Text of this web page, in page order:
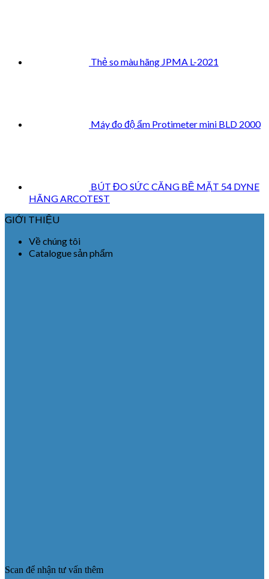
Thẻ so màu hãng JPMA L-2021
Máy đo độ ẩm Protimeter mini BLD 2000
BÚT ĐO SỨC CĂNG BỀ MẶT 54 DYNE
HÃNG ARCOTEST
GIỚI THIỆU
Về chúng tôi
Catalogue sản phẩm
Scan để nhận tư vấn thêm